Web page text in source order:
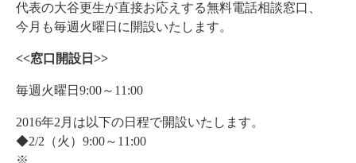
代表の大谷更生が直接お応えする無料電話相談窓口、
今月も毎週火曜日に開設いたします。
<<窓口開設日>>
毎週火曜日9:00～11:00
2016年2月は以下の日程で開設いたします。
◆2/2（火）9:00～11:00
※